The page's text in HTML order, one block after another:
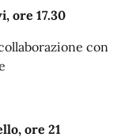
ore 17.30
con
ore 21